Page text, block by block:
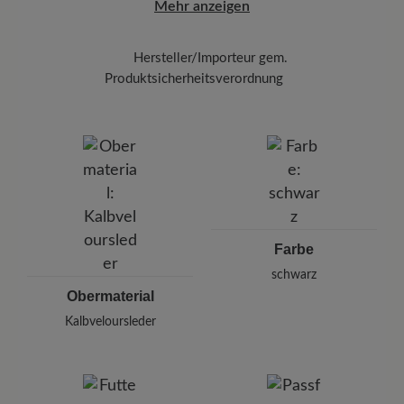
Mehr anzeigen
Hersteller/Importeur gem.
Produktsicherheitsverordnung
Pleidelsheimer Str. 15/1, 74321 Bietigheim-Bissingen,
E-mail:
kundenbetreuung@baer-schuhe.de
Obermaterial
Kalbveloursleder
Farbe
schwarz